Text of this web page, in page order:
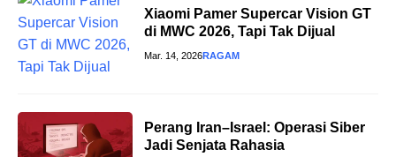
Xiaomi Pamer Supercar Vision GT
di MWC 2026, Tapi Tak Dijual
Mar. 14, 2026RAGAM
Perang Iran–Israel: Operasi Siber
Jadi Senjata Rahasia